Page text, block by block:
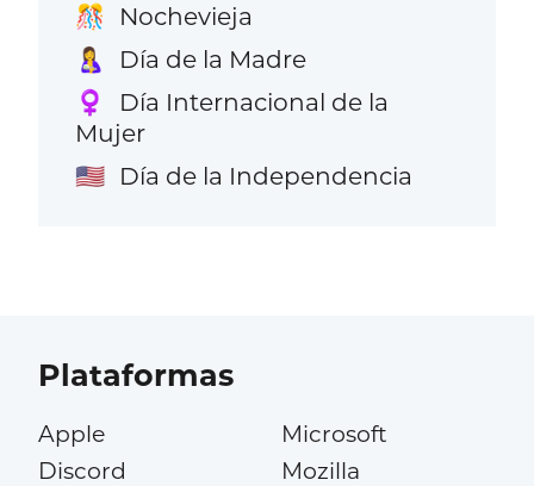
🎊 Nochevieja
🤱 Día de la Madre
♀️
Día Internacional de la
Mujer
🇺🇸 Día de la Independencia
Plataformas
Apple
Discord
Microsoft
Mozilla